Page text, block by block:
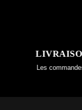
Les commandes